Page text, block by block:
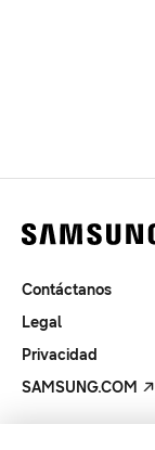
Contáctanos
Legal
Privacidad
SAMSUNG.COM